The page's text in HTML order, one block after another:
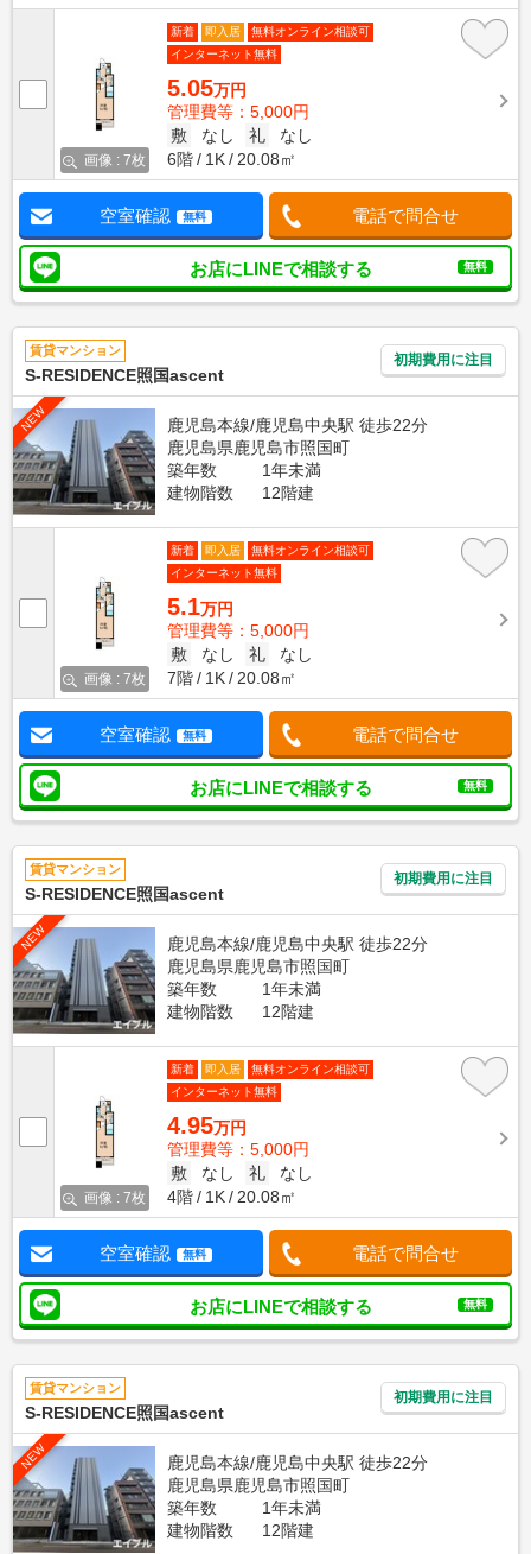
画像 : 7枚
新着 即入居
無料オンライン相談可
インターネット無料
5.05万円
管理費等：5,000円
敷
なし 礼
なし
6階
1K 20.08㎡
空室確認 無料 電話で問合せ
お店にLINEで相談する 無料
賃貸マンション
S-RESIDENCE照国ascent
初期費用に注目
NEW
鹿児島本線/鹿児島中央駅 徒歩22分
鹿児島県鹿児島市照国町
築年数
1年未満
建物階数
12階建
画像 : 7枚
新着 即入居
無料オンライン相談可
インターネット無料
5.1万円
管理費等：5,000円
敷
なし 礼
なし
7階
1K 20.08㎡
空室確認 無料 電話で問合せ
お店にLINEで相談する 無料
賃貸マンション
S-RESIDENCE照国ascent
初期費用に注目
NEW
鹿児島本線/鹿児島中央駅 徒歩22分
鹿児島県鹿児島市照国町
築年数
1年未満
建物階数
12階建
画像 : 7枚
新着 即入居
無料オンライン相談可
インターネット無料
4.95万円
管理費等：5,000円
敷
なし 礼
なし
4階
1K 20.08㎡
空室確認 無料 電話で問合せ
お店にLINEで相談する 無料
賃貸マンション
S-RESIDENCE照国ascent
初期費用に注目
NEW
鹿児島本線/鹿児島中央駅 徒歩22分
鹿児島県鹿児島市照国町
築年数
1年未満
建物階数
12階建